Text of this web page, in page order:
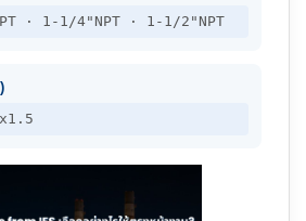
· 1-1/4"NPT · 1-1/2"NPT